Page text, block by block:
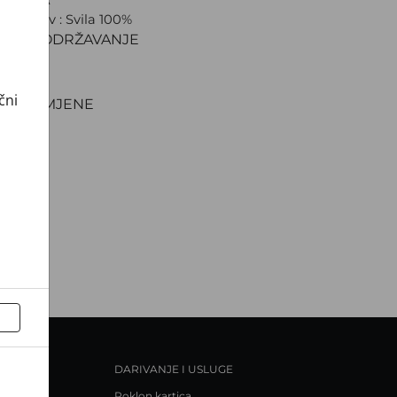
sastav : Svila 100%
I ODRŽAVANJE
I ZAMJENE
DARIVANJE I USLUGE